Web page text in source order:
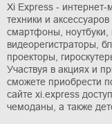
Xi Express -
техники и
смартфоны, ноутбуки,
видеорегистраторы,
проекторы,
Участвуя в акциях и
сможете приобрести
сайте xi.express
чемоданы, а также